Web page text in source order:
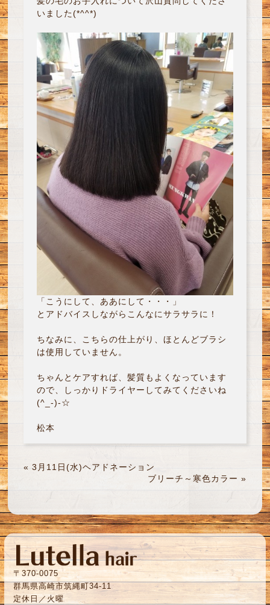
いました(*^^*)
「こうにして、ああにして・・・」
とアドバイスしながらこんなにサラサラに！
ちなみに、こちらの仕上がり、ほとんどブラシ
は使用していません。
ちゃんとケアすれば、髪質もよくなっています
ので、しっかりドライヤーしてみてくださいね
(^_-)-☆
松本
« 3月11日(水)ヘアドネーション
ブリーチ～寒色カラー »
〒370-0075
群馬県高崎市筑縄町34-11
定休日／火曜